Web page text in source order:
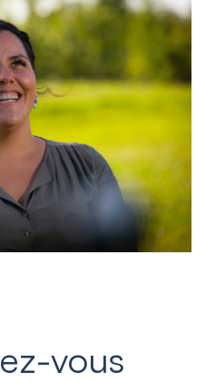
vous